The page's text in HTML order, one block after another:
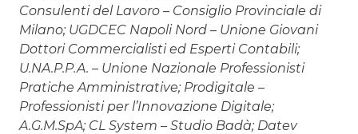
Consulenti del Lavoro – Consiglio Provinciale di
Milano; UGDCEC Napoli Nord – Unione Giovani
Dottori Commercialisti ed Esperti Contabili;
U.NA.P.P.A. – Unione Nazionale Professionisti
Pratiche Amministrative; Prodigitale –
Professionisti per l’Innovazione Digitale;
A.G.M.SpA; CL System – Studio Badà; Datev